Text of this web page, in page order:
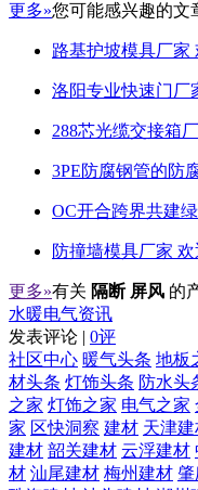
更多»您可能感兴趣的文
路基护坡模具厂家
洛阳专业快速门厂
288芯光缆交接箱
3PE防腐钢管的防
OC开合跨界共建
防撞墙模具厂家
更多»有关 隔断 屏风 的
水暖电气资讯
发表评论 | 0评
社区中心 暖气头条 地板
材头条 灯饰头条 防水头
之家 灯饰之家 电气之家
家 区快洞察 建材 天津
建材 韶关建材 云浮建材
材 汕尾建材 梅州建材 肇